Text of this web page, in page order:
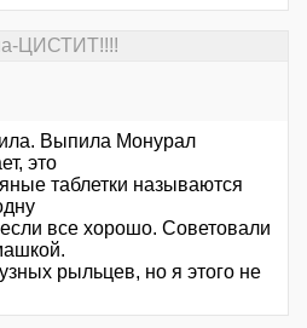
ЦИСТИТ!!!!
Выпила Монурал
это
таблетки называются
все хорошо. Советовали
рыльцев, но я этого не